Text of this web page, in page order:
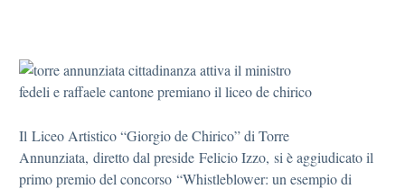
Il Liceo Artistico “Giorgio de Chirico” di Torre
Annunziata, diretto dal preside Felicio Izzo, si è aggiudicato il
primo premio del concorso “Whistleblower: un esempio di